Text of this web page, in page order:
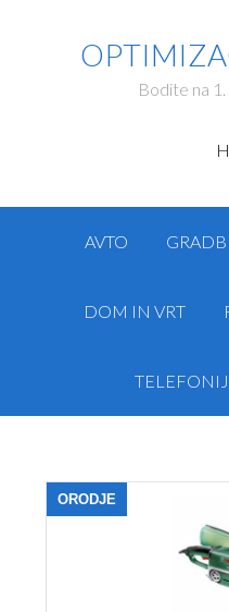
Bodite na
AVTO
DOM IN VRT
ORODJE